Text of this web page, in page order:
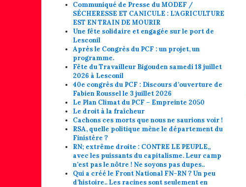
Communiqué de Presse du MODEF /
SÉCHERESSE ET CANICULE : L’AGRICULTURE
EST EN TRAIN DE MOURIR
Une fête solidaire et engagée sur le port de
Lesconil
Après le Congrès du PCF : un projet, un
programme.
Fête du Travailleur Bigouden samedi 18 juillet
2026 à Lesconil
40e congrès du PCF : Discours d’ouverture de
Fabien Roussel le 3 juillet 2026
Le Plan Climat du PCF – Empreinte 2050
Le droit à la fraîcheur
Cachons ces morts que nous ne saurions voir !
RSA, quelle politique mène le département du
Finistère ?
RN; extrême droite : CONTRE LE PEUPLE,,
avec les puissants du capitalisme. Leur camp
n’est pas le nôtre ! Ne soyons pas dupes..
Qui a créé le Front National FN-RN ? Un peu
d’histoire.. Les racines sont seulement en